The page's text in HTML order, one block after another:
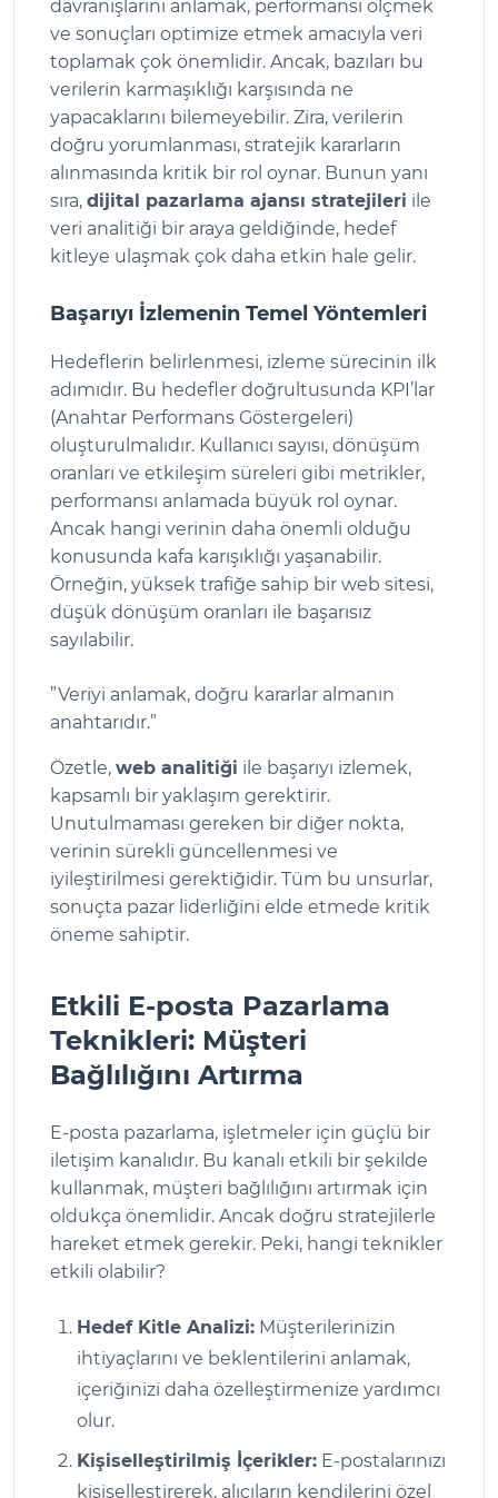
davranışlarını anlamak, performansı ölçmek
ve sonuçları optimize etmek amacıyla veri
toplamak çok önemlidir. Ancak, bazıları bu
verilerin karmaşıklığı karşısında ne
yapacaklarını bilemeyebilir. Zira, verilerin
doğru yorumlanması, stratejik kararların
alınmasında kritik bir rol oynar. Bunun yanı
sıra, dijital pazarlama ajansı stratejileri ile
veri analitiği bir araya geldiğinde, hedef
kitleye ulaşmak çok daha etkin hale gelir.
Başarıyı İzlemenin Temel Yöntemleri
Hedeflerin belirlenmesi, izleme sürecinin ilk
adımıdır. Bu hedefler doğrultusunda KPI’lar
(Anahtar Performans Göstergeleri)
oluşturulmalıdır. Kullanıcı sayısı, dönüşüm
oranları ve etkileşim süreleri gibi metrikler,
performansı anlamada büyük rol oynar.
Ancak hangi verinin daha önemli olduğu
konusunda kafa karışıklığı yaşanabilir.
Örneğin, yüksek trafiğe sahip bir web sitesi,
düşük dönüşüm oranları ile başarısız
sayılabilir.
”Veriyi anlamak, doğru kararlar almanın
anahtarıdır.”
Özetle, web analitiği ile başarıyı izlemek,
kapsamlı bir yaklaşım gerektirir.
Unutulmaması gereken bir diğer nokta,
verinin sürekli güncellenmesi ve
iyileştirilmesi gerektiğidir. Tüm bu unsurlar,
sonuçta pazar liderliğini elde etmede kritik
öneme sahiptir.
Etkili E-posta Pazarlama
Teknikleri: Müşteri
Bağlılığını Artırma
E-posta pazarlama, işletmeler için güçlü bir
iletişim kanalıdır. Bu kanalı etkili bir şekilde
kullanmak, müşteri bağlılığını artırmak için
oldukça önemlidir. Ancak doğru stratejilerle
hareket etmek gerekir. Peki, hangi teknikler
etkili olabilir?
Hedef Kitle Analizi: Müşterilerinizin
ihtiyaçlarını ve beklentilerini anlamak,
içeriğinizi daha özelleştirmenize yardımcı
olur.
Kişiselleştirilmiş İçerikler: E-postalarınızı
kişiselleştirerek, alıcıların kendilerini özel